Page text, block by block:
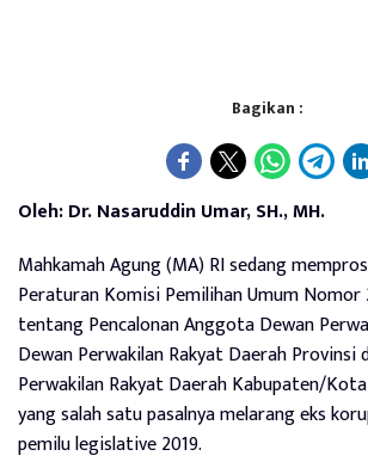
Bagikan :
Oleh: Dr. Nasaruddin Umar, SH., MH.
Mahkamah Agung (MA) RI sedang
Peraturan Komisi Pemilihan Umum Nomor
tentang Pencalonan Anggota Dewan
Dewan Perwakilan Rakyat Daerah Provinsi
Perwakilan Rakyat Daerah Kabupaten/
yang salah satu pasalnya melarang eks
pemilu legislative 2019.